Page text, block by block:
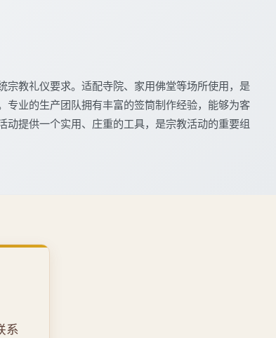
宗教礼仪要求。适配寺院、家用佛堂等场所使用，是
业的生产团队拥有丰富的签筒制作经验，能够为客
提供一个实用、庄重的工具，是宗教活动的重要组
系